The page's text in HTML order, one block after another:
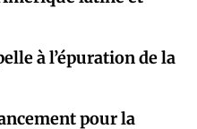
à l’épuration de la
pour la